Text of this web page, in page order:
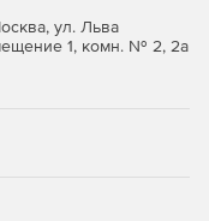
и
ISO без их
и создание
инструмента
ул. Льва
1, комн. № 2, 2а